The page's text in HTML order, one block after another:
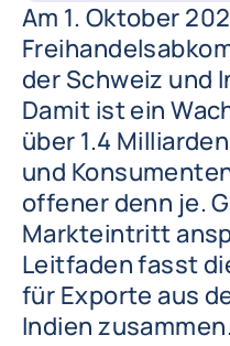
Am 1. Oktober
der Schweiz und
Damit ist ein
über 1.4
und
offener denn je.
Markteintritt
Leitfaden fasst
für Exporte aus
Indien zusammen.